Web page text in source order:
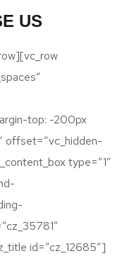
US
top: -200px
offset=”vc_hidden-
type=”1″
id=”cz_12685″]